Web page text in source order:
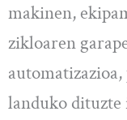
makinen,
zikloaren
landuko